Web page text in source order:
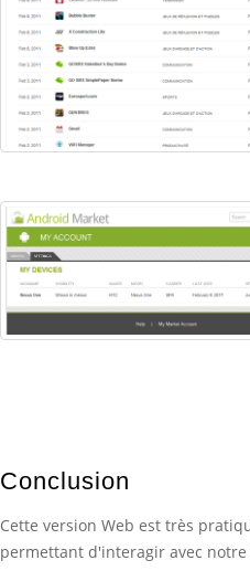
Conclusion
Cette version Web est très
permettant d'interagir avec